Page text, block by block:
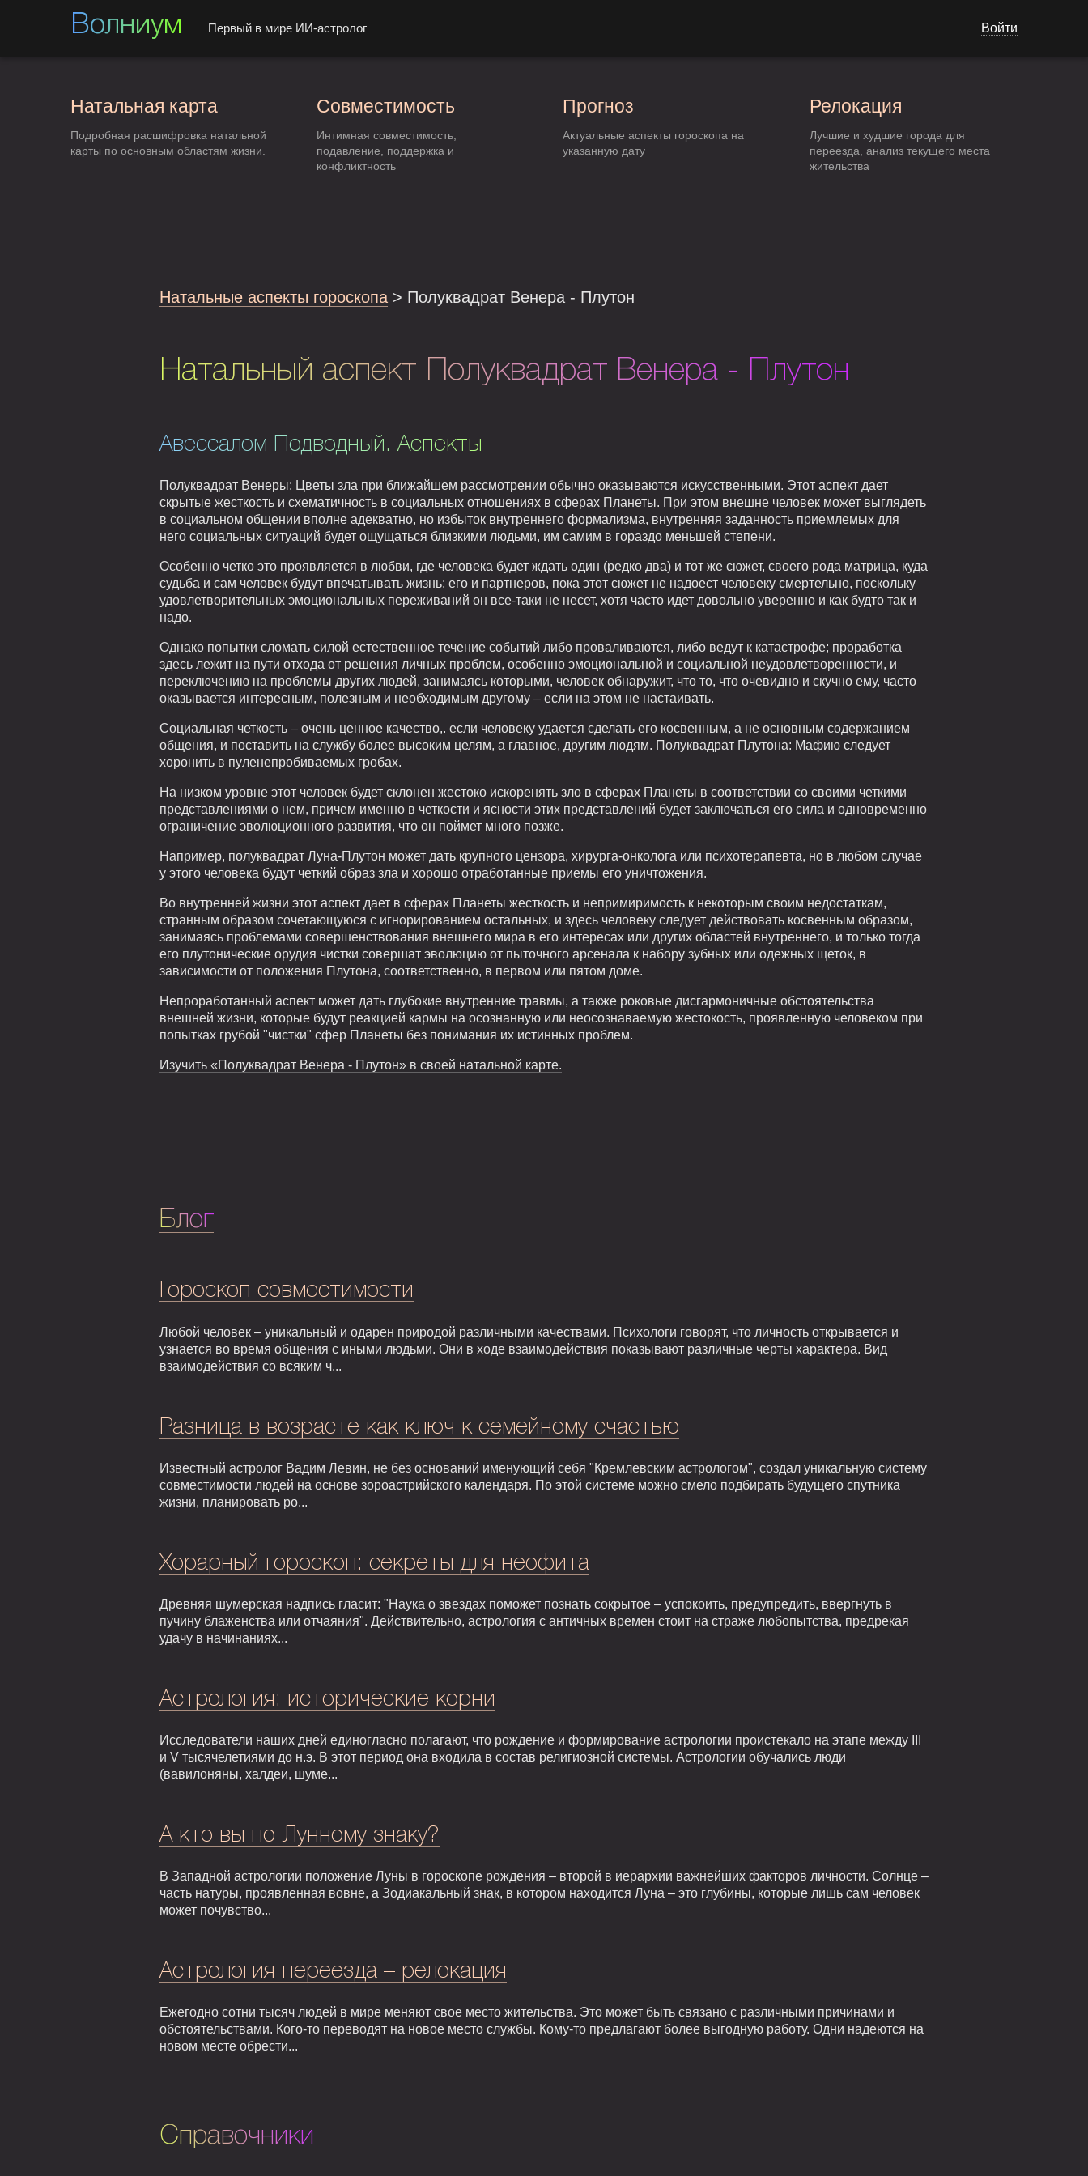
Волниум Первый в мире ИИ-астролог Войти
Натальная карта
Подробная расшифровка натальной
карты по основным областям жизни.
Совместимость
Интимная совместимость,
подавление, поддержка и
конфликтность
Прогноз
Актуальные аспекты гороскопа на
указанную дату
Релокация
Лучшие и худшие города для
переезда, анализ текущего места
жительства
Натальные аспекты гороскопа > Полуквадрат Венера - Плутон
Натальный аспект Полуквадрат Венера - Плутон
Авессалом Подводный. Аспекты
Полуквадрат Венеры: Цветы зла при ближайшем рассмотрении обычно оказываются искусственными. Этот аспект дает
скрытые жесткость и схематичность в социальных отношениях в сферах Планеты. При этом внешне человек может выглядеть
в социальном общении вполне адекватно, но избыток внутреннего формализма, внутренняя заданность приемлемых для
него социальных ситуаций будет ощущаться близкими людьми, им самим в гораздо меньшей степени.
Особенно четко это проявляется в любви, где человека будет ждать один (редко два) и тот же сюжет, своего рода матрица, куда
судьба и сам человек будут впечатывать жизнь: его и партнеров, пока этот сюжет не надоест человеку смертельно, поскольку
удовлетворительных эмоциональных переживаний он все-таки не несет, хотя часто идет довольно уверенно и как будто так и
надо.
Однако попытки сломать силой естественное течение событий либо проваливаются, либо ведут к катастрофе; проработка
здесь лежит на пути отхода от решения личных проблем, особенно эмоциональной и социальной неудовлетворенности, и
переключению на проблемы других людей, занимаясь которыми, человек обнаружит, что то, что очевидно и скучно ему, часто
оказывается интересным, полезным и необходимым другому – если на этом не настаивать.
Социальная четкость – очень ценное качество,. если человеку удается сделать его косвенным, а не основным содержанием
общения, и поставить на службу более высоким целям, а главное, другим людям. Полуквадрат Плутона: Мафию следует
хоронить в пуленепробиваемых гробах.
На низком уровне этот человек будет склонен жестоко искоренять зло в сферах Планеты в соответствии со своими четкими
представлениями о нем, причем именно в четкости и ясности этих представлений будет заключаться его сила и одновременно
ограничение эволюционного развития, что он поймет много позже.
Например, полуквадрат Луна-Плутон может дать крупного цензора, хирурга-онколога или психотерапевта, но в любом случае
у этого человека будут четкий образ зла и хорошо отработанные приемы его уничтожения.
Во внутренней жизни этот аспект дает в сферах Планеты жесткость и непримиримость к некоторым своим недостаткам,
странным образом сочетающуюся с игнорированием остальных, и здесь человеку следует действовать косвенным образом,
занимаясь проблемами совершенствования внешнего мира в его интересах или других областей внутреннего, и только тогда
его плутонические орудия чистки совершат эволюцию от пыточного арсенала к набору зубных или одежных щеток, в
зависимости от положения Плутона, соответственно, в первом или пятом доме.
Непроработанный аспект может дать глубокие внутренние травмы, а также роковые дисгармоничные обстоятельства
внешней жизни, которые будут реакцией кармы на осознанную или неосознаваемую жестокость, проявленную человеком при
попытках грубой "чистки" сфер Планеты без понимания их истинных проблем.
Изучить «Полуквадрат Венера - Плутон» в своей натальной карте.
Блог
Гороскоп совместимости
Любой человек – уникальный и одарен природой различными качествами. Психологи говорят, что личность открывается и
узнается во время общения с иными людьми. Они в ходе взаимодействия показывают различные черты характера. Вид
взаимодействия со всяким ч...
Разница в возрасте как ключ к семейному счастью
Известный астролог Вадим Левин, не без оснований именующий себя "Кремлевским астрологом", создал уникальную систему
совместимости людей на основе зороастрийского календаря. По этой системе можно смело подбирать будущего спутника
жизни, планировать ро...
Хорарный гороскоп: секреты для неофита
Древняя шумерская надпись гласит: "Наука о звездах поможет познать сокрытое – успокоить, предупредить, ввергнуть в
пучину блаженства или отчаяния". Действительно, астрология с античных времен стоит на страже любопытства, предрекая
удачу в начинаниях...
Астрология: исторические корни
Исследователи наших дней единогласно полагают, что рождение и формирование астрологии проистекало на этапе между III
и V тысячелетиями до н.э. В этот период она входила в состав религиозной системы. Астрологии обучались люди
(вавилоняны, халдеи, шуме...
А кто вы по Лунному знаку?
В Западной астрологии положение Луны в гороскопе рождения – второй в иерархии важнейших факторов личности. Солнце –
часть натуры, проявленная вовне, а Зодиакальный знак, в котором находится Луна – это глубины, которые лишь сам человек
может почувство...
Астрология переезда – релокация
Ежегодно сотни тысяч людей в мире меняют свое место жительства. Это может быть связано с различными причинами и
обстоятельствами. Кого-то переводят на новое место службы. Кому-то предлагают более выгодную работу. Одни надеются на
новом месте обрести...
Справочники